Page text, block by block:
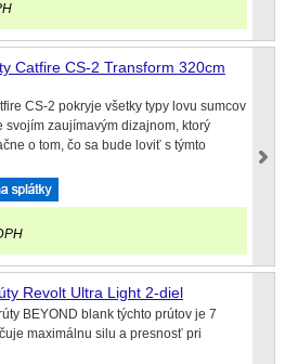
Catfire CS-2 Transform 320cm
CS-2 pokryje všetky typy lovu sumcov
svojím zaujímavým dizajnom, ktorý
o tom, čo sa bude loviť s týmto
Revolt Ultra Light 2-diel
BEYOND blank týchto prútov je 7
maximálnu silu a presnosť pri